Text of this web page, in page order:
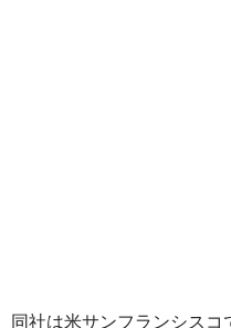
同社は米サンフランシス